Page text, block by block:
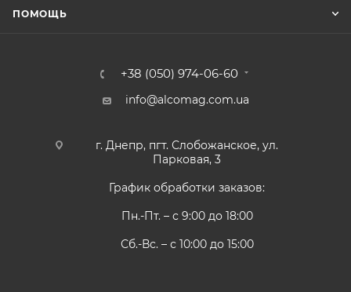
ПОМОЩЬ
+38 (050) 974-06-60
info@alcomag.com.ua
г. Днепр, пгт. Слобожанское, ул.
Парковая, 3
График обработки заказов:
Пн.-Пт. – с 9:00 до 18:00
Сб.-Вс. – с 10:00 до 15:00